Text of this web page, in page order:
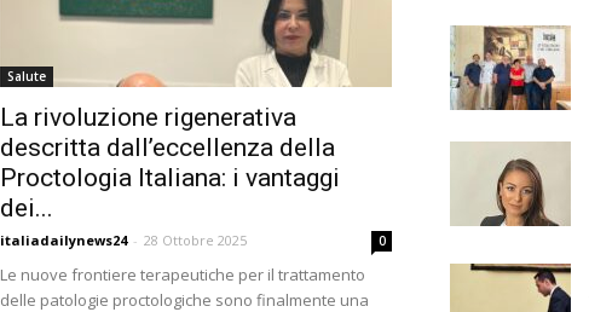
Salute
La rivoluzione rigenerativa
descritta dall’eccellenza della
Proctologia Italiana: i vantaggi
dei...
italiadailynews24 - 28 Ottobre 2025 0
Le nuove frontiere terapeutiche per il trattamento
delle patologie proctologiche sono finalmente una